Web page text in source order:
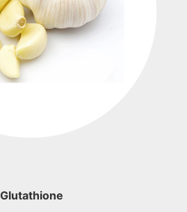
Glutathione